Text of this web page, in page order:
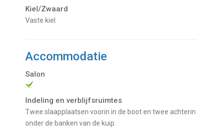
Kiel/Zwaard
vaste kiel
Accommodatie
Salon
Indeling en verblijfsruimtes
Twee slaapplaatsen voorin in de boot en twee achterin
onder de banken van de kuip.